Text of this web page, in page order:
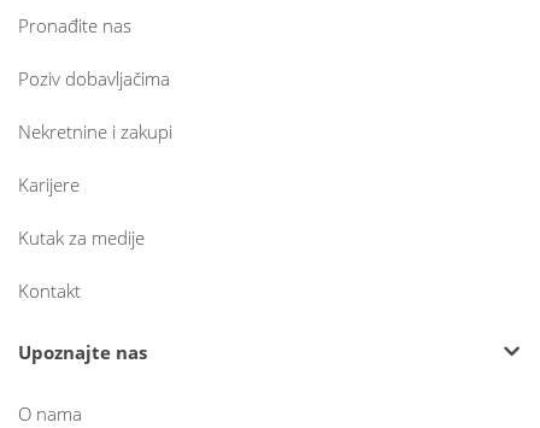
Pronađite nas
Poziv dobavljačima
Nekretnine i zakupi
Karijere
Kutak za medije
Kontakt
Upoznajte nas
O nama